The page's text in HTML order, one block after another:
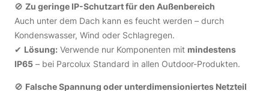
🚫 Zu geringe IP-Schutzart für den Außenbereich
Auch unter dem Dach kann es feucht werden – durch
Kondenswasser, Wind oder Schlagregen.
✔ Lösung: Verwende nur Komponenten mit mindestens
IP65 – bei Parcolux Standard in allen Outdoor-Produkten.
🚫 Falsche Spannung oder unterdimensioniertes Netzteil